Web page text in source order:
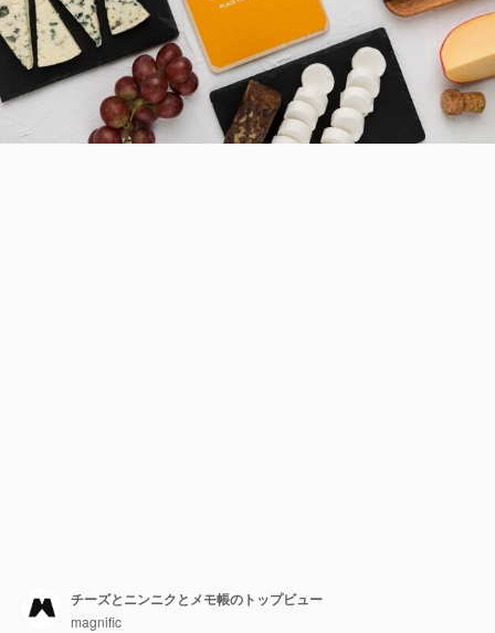
チーズとニンニクとメモ帳のトップビュー
magnific